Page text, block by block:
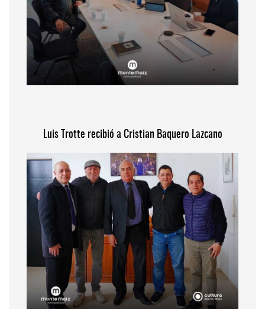
Luis Trotte recibió a Cristian Baquero Lazcano